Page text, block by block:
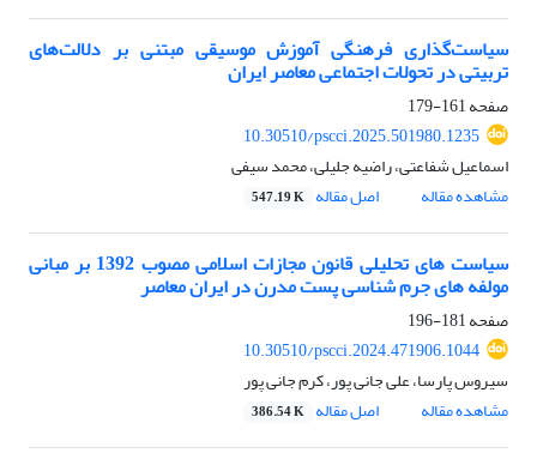
سیاست‌گذاری فرهنگی آموزش موسیقی مبتنی بر دلالت‌های
تربیتی در تحولات اجتماعی معاصر ایران
صفحه161-179
10.30510/pscci.2025.501980.1235
اسماعیل شفاعتی، راضیه جلیلی، محمد سیفی
مشاهده مقاله
اصل مقاله 547.19 K
سیاست های تحلیلی قانون مجازات اسلامی مصوب 1392 بر مبانی
مولفه های جرم شناسی پست مدرن در ایران معاصر
صفحه181-196
10.30510/pscci.2024.471906.1044
سیروس پارسا، علی جانی پور، کرم جانی پور
مشاهده مقاله
اصل مقاله 386.54 K